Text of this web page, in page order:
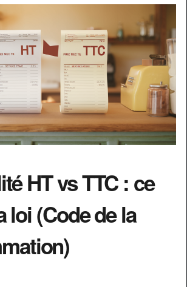
HT vs TTC : ce
loi (Code de la